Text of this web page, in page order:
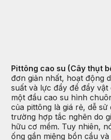
Pittông cao su (Cây thụt
đơn giản nhất, hoạt động
suất và lực đẩy để đẩy
một đầu cao su hình
của pittông là giá rẻ, dễ
trường hợp tắc nghẽn do
hữu cơ mềm. Tuy nhiên,
ống gần miệng bồn cầu